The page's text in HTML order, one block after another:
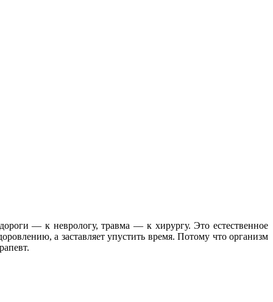
— к неврологу, травма — к хирургу. Это естественное
а заставляет упустить время. Потому что организм